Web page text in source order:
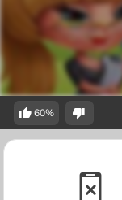
60%